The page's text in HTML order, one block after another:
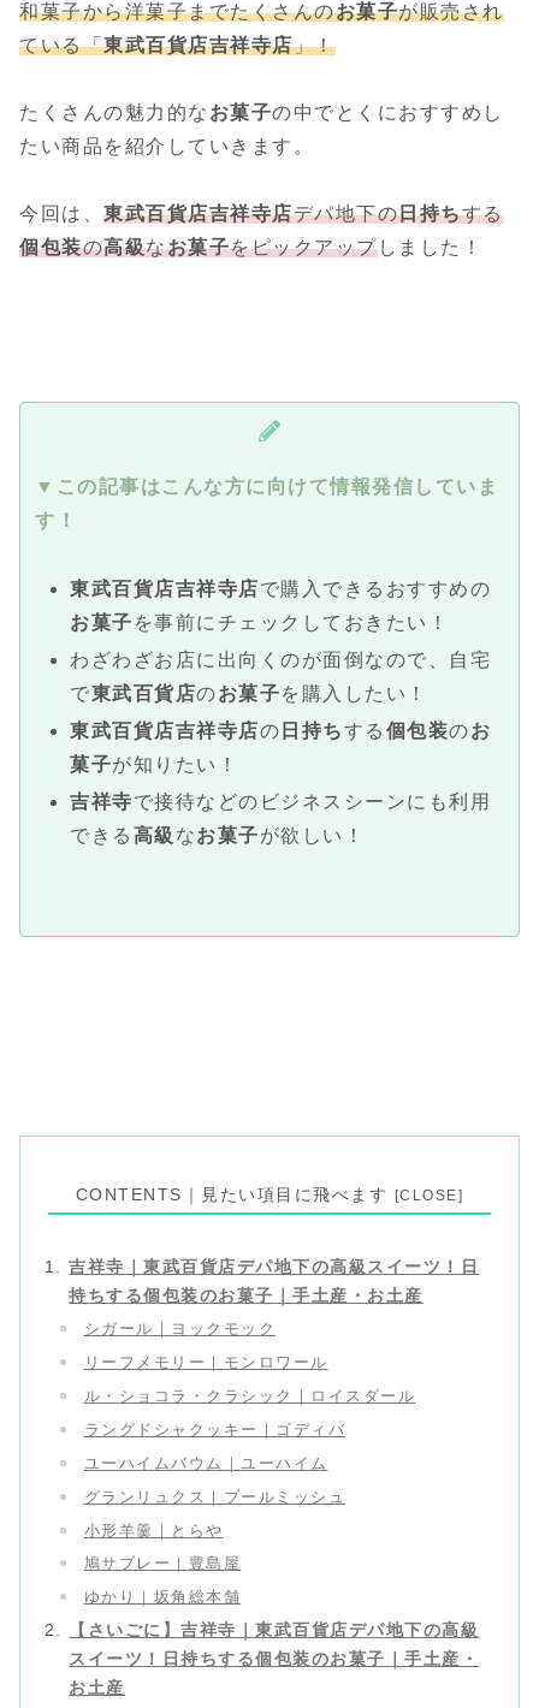
和菓子から洋菓子までたくさんのお菓子が販売され
ている「東武百貨店吉祥寺店」！
たくさんの魅力的な お菓子の中でとくにおすすめし
たい商品を紹介していきます。
今回は、 東武百貨店吉祥寺店デパ地下の日持ちする
個包装の高級なお菓子をピックアップしました！
▼この記事はこんな方に向けて情報発信していま
す！
東武百貨店吉祥寺店で購入できるおすすめの
お菓子 を事前にチェックしておきたい！
わざわざお店に出向くのが面倒なので、自宅
で東武百貨店のお菓子を購入したい！
東武百貨店吉祥寺店の 日持ちする 個包装のお
菓子が知りたい！
吉祥寺で接待などのビジネスシーンにも利用
できる 高級 なお菓子が欲しい！
CONTENTS｜見たい項目に飛べます
吉祥寺｜東武百貨店デパ地下の高級スイーツ！日
持ちする個包装のお菓子｜手土産・お土産
シガール｜ヨックモック
リーフメモリー｜モンロワール
ル・ショコラ・クラシック｜ロイスダール
ラングドシャクッキー｜ゴディバ
ユーハイムバウム｜ユーハイム
グランリュクス｜ブールミッシュ
小形羊羹｜とらや
鳩サブレー｜豊島屋
ゆかり｜坂角総本舗
【さいごに】吉祥寺｜東武百貨店デパ地下の高級
スイーツ！日持ちする個包装のお菓子｜手土産・
お土産